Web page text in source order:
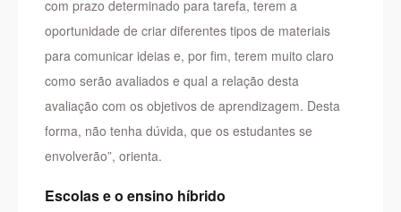
com prazo determinado para tarefa, terem a
oportunidade de criar diferentes tipos de materiais
para comunicar ideias e, por fim, terem muito claro
como serão avaliados e qual a relação desta
avaliação com os objetivos de aprendizagem. Desta
forma, não tenha dúvida, que os estudantes se
envolverão”, orienta.
Escolas e o ensino híbrido